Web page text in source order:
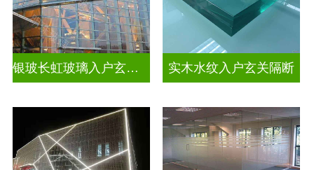
银玻长虹玻璃入户玄关隔断 实木水纹入户玄关隔断